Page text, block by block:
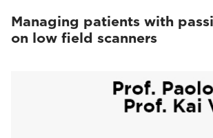
Managing patients with
on low field scanners